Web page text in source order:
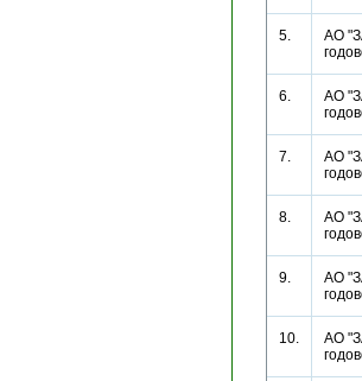
5.
АО
6.
АО
7.
АО
8.
АО
9.
АО
10.
АО